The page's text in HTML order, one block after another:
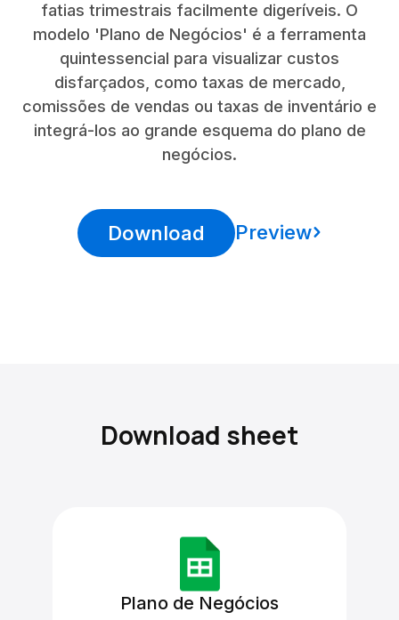
fatias trimestrais facilmente digeríveis. O
modelo 'Plano de Negócios' é a ferramenta
quintessencial para visualizar custos
disfarçados, como taxas de mercado,
comissões de vendas ou taxas de inventário e
integrá-los ao grande esquema do plano de
negócios.
Download Preview
Download sheet
Plano de Negócios